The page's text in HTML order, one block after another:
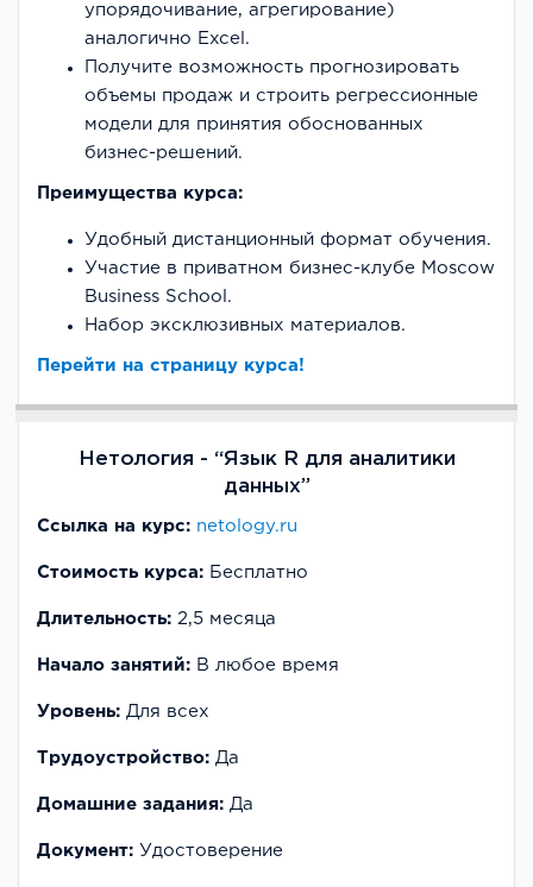
упорядочивание, агрегирование)
аналогично Excel.
Получите возможность прогнозировать
объемы продаж и строить регрессионные
модели для принятия обоснованных
бизнес-решений.
Преимущества курса:
Удобный дистанционный формат обучения.
Участие в приватном бизнес-клубе Moscow
Business School.
Набор эксклюзивных материалов.
Перейти на страницу курса!
Нетология - “Язык R для аналитики
данных”
Ссылка на курс: netology.ru
Стоимость курса: Бесплатно
Длительность: 2,5 месяца
Начало занятий: В любое время
Уровень: Для всех
Трудоустройство: Да
Домашние задания: Да
Документ: Удостоверение